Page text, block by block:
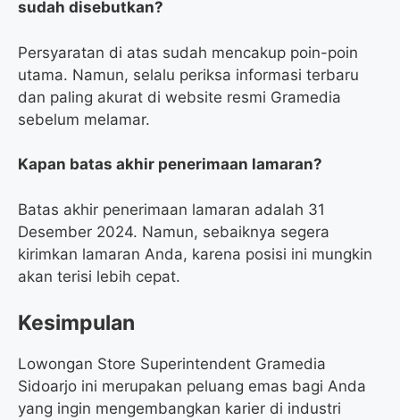
sudah disebutkan?
Persyaratan di atas sudah mencakup poin-poin
utama. Namun, selalu periksa informasi terbaru
dan paling akurat di website resmi Gramedia
sebelum melamar.
Kapan batas akhir penerimaan lamaran?
Batas akhir penerimaan lamaran adalah 31
Desember 2024. Namun, sebaiknya segera
kirimkan lamaran Anda, karena posisi ini mungkin
akan terisi lebih cepat.
Kesimpulan
Lowongan Store Superintendent Gramedia
Sidoarjo ini merupakan peluang emas bagi Anda
yang ingin mengembangkan karier di industri